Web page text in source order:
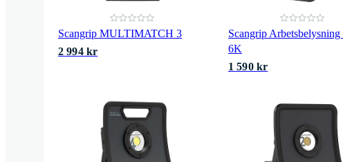
Scangrip MULTIMATCH 3
2 994 kr
Scangrip
6K
1 590 kr